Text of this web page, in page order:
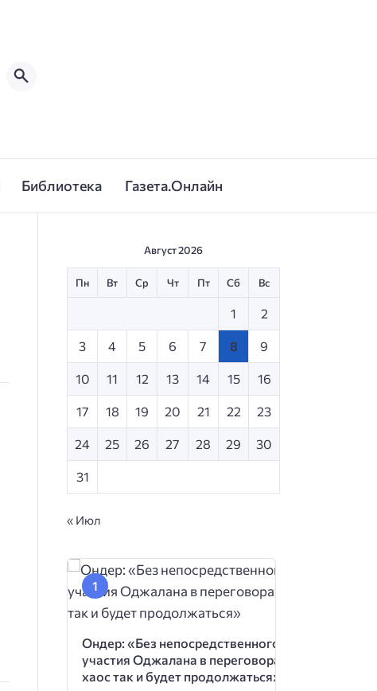
Библиотека Газета.Онлайн
Август 2026
Пн Вт Ср Чт Пт Сб Вс
1 2
3 4 5 6 7 8 9
10 11 12 13 14 15 16
17 18 19 20 21 22 23
24 25 26 27 28 29 30
31
« Июл
Ондер: «Без непосредственного
участия Оджалана в переговорах
хаос так и будет продолжаться»